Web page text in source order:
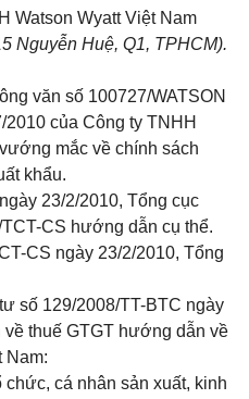
Watson Wyatt Việt Nam
Nguyễn Huệ, Q1, TPHCM).
văn số 100727/WATSON
của Công ty TNHH
mắc về chính sách
khẩu.
23/2/2010, Tổng cục
CS hướng dẫn cụ thể.
CS ngày 23/2/2010, Tổng
số 129/2008/TT-BTC ngày
thuế GTGT hướng dẫn về
Nam:
cá nhân sản xuất, kinh